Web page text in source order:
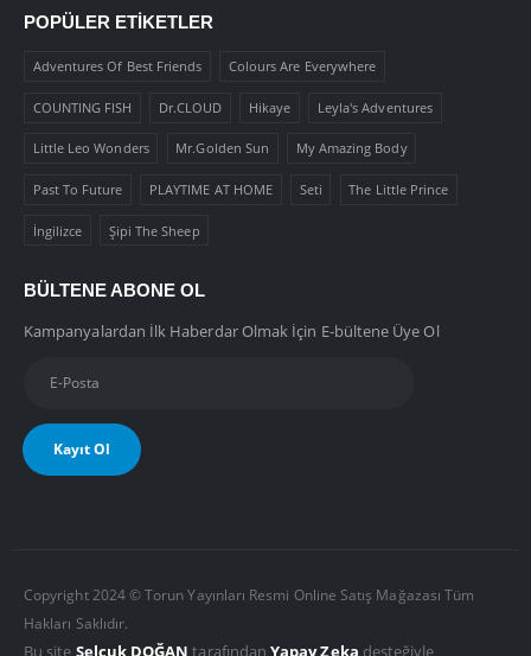
POPÜLER ETIKETLER
Adventures Of Best Friends Colours Are Everywhere
COUNTING FISH Dr.CLOUD Hikaye Leyla's Adventures
Little Leo Wonders Mr.Golden Sun My Amazing Body
Past To Future PLAYTIME AT HOME Seti The Little Prince
İngilizce Şipi The Sheep
BÜLTENE ABONE OL
Kampanyalardan İlk Haberdar Olmak İçin E-bültene Üye Ol
Copyright 2024 © Torun Yayınları Resmi Online Satış Mağazası Tüm
Hakları Saklıdır.
Bu site Selçuk DOĞAN tarafındanYapay Zeka desteğiyle